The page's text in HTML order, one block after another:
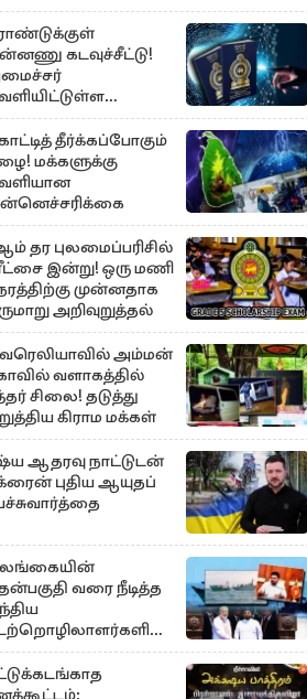
கடவுச்சீட்டு!
தீர்க்கப்போகும்
மக்களுக்கு
தர புலமைப்பரிசில்
இன்று! ஒரு மணி
முன்னதாக
அறிவுறுத்தல்
அம்மன்
வளாகத்தில்
சிலை! தடுத்து
கிராம மக்கள்
ஆதரவு நாட்டுடன்
புதிய ஆயுதப்
வரை நீடித்த